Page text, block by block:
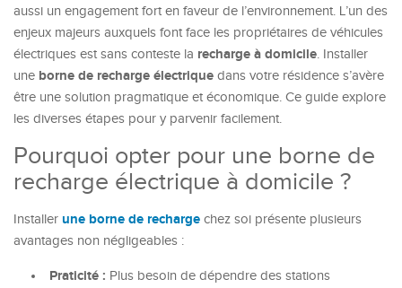
aussi un engagement fort en faveur de l’environnement. L’un des
enjeux majeurs auxquels font face les propriétaires de véhicules
électriques est sans conteste la recharge à domicile. Installer
une borne de recharge électrique dans votre résidence s’avère
être une solution pragmatique et économique. Ce guide explore
les diverses étapes pour y parvenir facilement.
Pourquoi opter pour une borne de
recharge électrique à domicile ?
Installer une borne de recharge chez soi présente plusieurs
avantages non négligeables :
Praticité : Plus besoin de dépendre des stations